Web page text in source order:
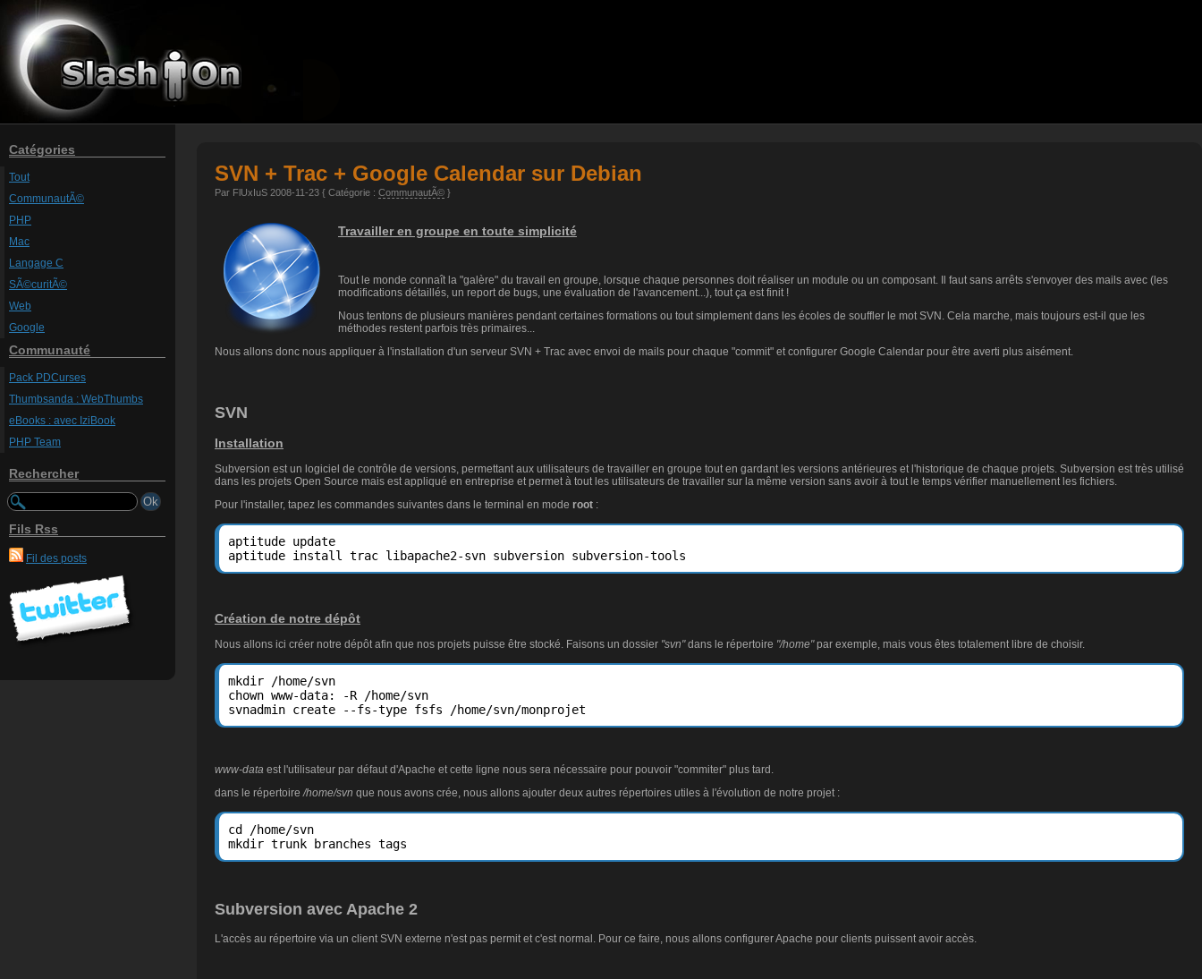
Catégories
Tout
CommunautÃ©
PHP
Mac
Langage C
SÃ©curitÃ©
Web
Google
Communauté
Pack PDCurses
Thumbsanda : WebThumbs
eBooks : avec IziBook
PHP Team
Rechercher
Fils Rss
Fil des posts
SVN + Trac + Google Calendar sur Debian
Par FlUxIuS 2008-11-23 { Catégorie : CommunautÃ© }
Travailler en groupe en toute simplicité
Tout le monde connaît la "galère" du travail en groupe, lorsque chaque personnes doit réaliser un module ou un composant. Il faut sans arrêts s'envoyer des mails avec (les
modifications détaillés, un report de bugs, une évaluation de l'avancement...), tout ça est finit !
Nous tentons de plusieurs manières pendant certaines formations ou tout simplement dans les écoles de souffler le mot SVN. Cela marche, mais toujours est-il que les
méthodes restent parfois très primaires...
Nous allons donc nous appliquer à l'installation d'un serveur SVN + Trac avec envoi de mails pour chaque "commit" et configurer Google Calendar pour être averti plus aisément.
SVN
Installation
Subversion est un logiciel de contrôle de versions, permettant aux utilisateurs de travailler en groupe tout en gardant les versions antérieures et l'historique de chaque projets. Subversion est très utilisé
dans les projets Open Source mais est appliqué en entreprise et permet à tout les utilisateurs de travailler sur la même version sans avoir à tout le temps vérifier manuellement les fichiers.
Pour l'installer, tapez les commandes suivantes dans le terminal en mode root :
aptitude update
aptitude install trac libapache2-svn subversion subversion-tools
Création de notre dépôt
Nous allons ici créer notre dépôt afin que nos projets puisse être stocké. Faisons un dossier "svn"dans le répertoire "/home"par exemple, mais vous êtes totalement libre de choisir.
mkdir /home/svn
chown www-data: -R /home/svn
svnadmin create --fs-type fsfs /home/svn/monprojet
www-data est l'utilisateur par défaut d'Apache et cette ligne nous sera nécessaire pour pouvoir "commiter" plus tard.
dans le répertoire/home/svn que nous avons crée, nous allons ajouter deux autres répertoires utiles à l'évolution de notre projet :
cd /home/svn
mkdir trunk branches tags
Subversion avec Apache 2
L'accès au répertoire via un client SVN externe n'est pas permit et c'est normal. Pour ce faire, nous allons configurer Apache pour clients puissent avoir accès.